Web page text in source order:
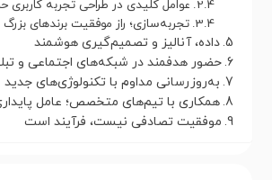
عوامل کلیدی در طراحی تجربه کاربری
تجربه‌سازی؛ راز موفقیت برندهای بزرگ
داده، آنالیز و تصمیم‌گیری هوشمند
حضور هدفمند در شبکه‌های اجتماعی و
به‌روزرسانی مداوم با تکنولوژی‌های جدید
همکاری با تیم‌های متخصص؛ عامل
موفقیت تصادفی نیست، فرآیند است